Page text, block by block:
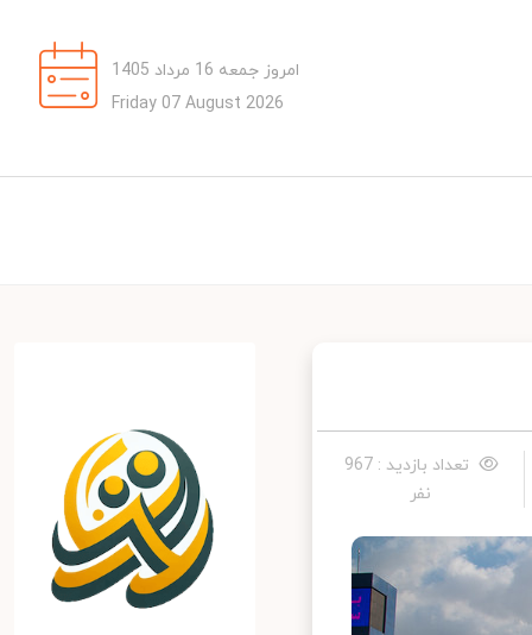
امروز جمعه 16 مرداد 1405
Friday 07 August 2026
تعداد بازدید : 967
نفر